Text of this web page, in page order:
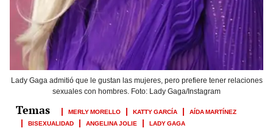
Lady Gaga admitió que le gustan las mujeres, pero prefiere tener relaciones
sexuales con hombres. Foto: Lady Gaga/Instagram
MERLY MORELLO KATTY GARCÍA
AÍDA MARTÍNEZ
BISEXUALIDAD
ANGELINA JOLIE LADY GAGA